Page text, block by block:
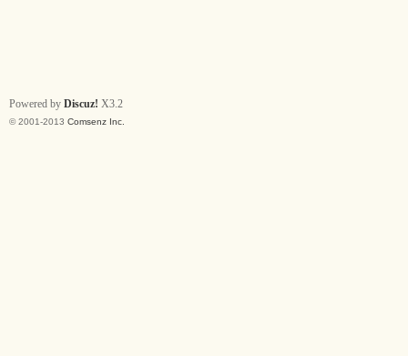
Powered by Discuz! X3.2
© 2001-2013 Comsenz Inc.